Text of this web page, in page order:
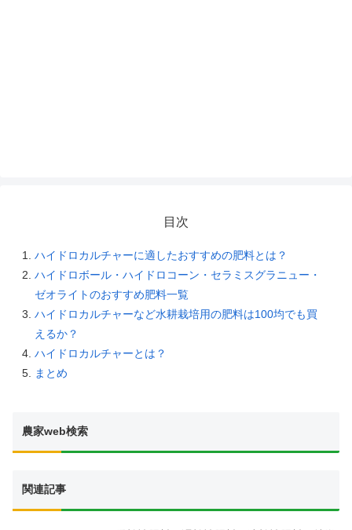
目次
ハイドロカルチャーに適したおすすめの肥料とは？
ハイドロボール・ハイドロコーン・セラミスグラニュー・
ゼオライトのおすすめ肥料一覧
ハイドロカルチャーなど水耕栽培用の肥料は100均でも買
えるか？
ハイドロカルチャーとは？
まとめ
農家web検索
関連記事